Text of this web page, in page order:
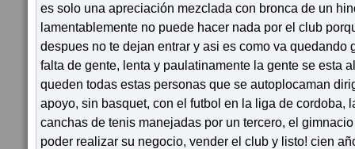
es solo una apreciación mezclada con bronca de un
lamentablemente no puede hacer nada por el club
despues no te dejan entrar y asi es como va quedando
falta de gente, lenta y paulatinamente la gente se esta
queden todas estas personas que se autoplocaman
apoyo, sin basquet, con el futbol en la liga de cordoba,
canchas de tenis manejadas por un tercero, el
poder realizar su negocio, vender el club y listo! cien